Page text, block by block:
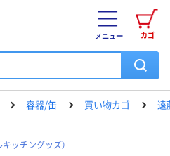
カゴ
メニュー
容器/缶 買い物カゴ 遠
ッチングッズ）